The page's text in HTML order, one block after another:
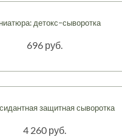
детокс–сыворотка
696 руб.
защитная сыворотка
4 260 руб.